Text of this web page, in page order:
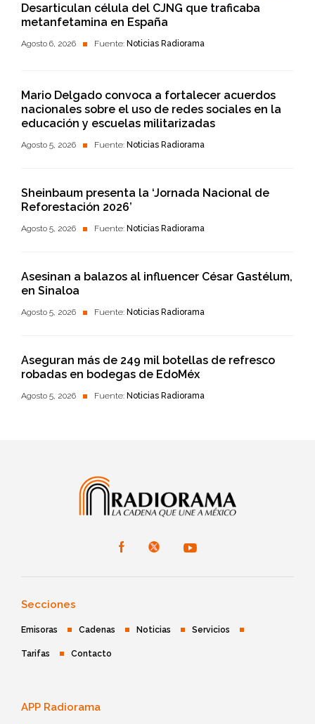
Desarticulan célula del CJNG que traficaba
metanfetamina en España
Agosto 6, 2026 Fuente: Noticias Radiorama
Mario Delgado convoca a fortalecer acuerdos
nacionales sobre el uso de redes sociales en la
educación y escuelas militarizadas
Agosto 5, 2026 Fuente: Noticias Radiorama
Sheinbaum presenta la ‘Jornada Nacional de
Reforestación 2026’
Agosto 5, 2026 Fuente: Noticias Radiorama
Asesinan a balazos al influencer César Gastélum,
en Sinaloa
Agosto 5, 2026 Fuente: Noticias Radiorama
Aseguran más de 249 mil botellas de refresco
robadas en bodegas de EdoMéx
Agosto 5, 2026 Fuente: Noticias Radiorama
Secciones
Emisoras Cadenas Noticias Servicios
Tarifas Contacto
APP Radiorama